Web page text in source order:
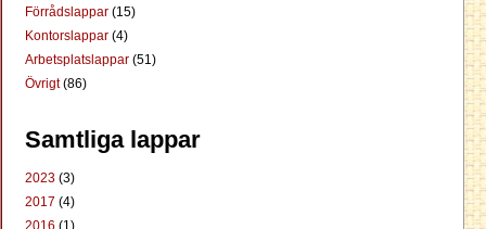
Förrådslappar (15)
Kontorslappar (4)
Arbetsplatslappar (51)
Övrigt(86)
Samtliga lappar
2023 (3)
2017 (4)